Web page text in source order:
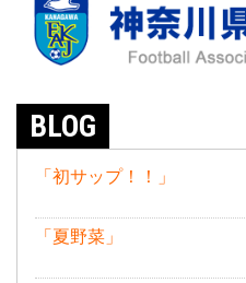
BLOG
「初サップ！！」
「夏野菜」